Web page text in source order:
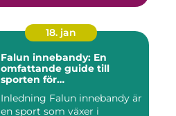
18. jan
Falun innebandy: En
omfattande guide till
sporten för
Inledning Falun innebandy är
en sport som växer i